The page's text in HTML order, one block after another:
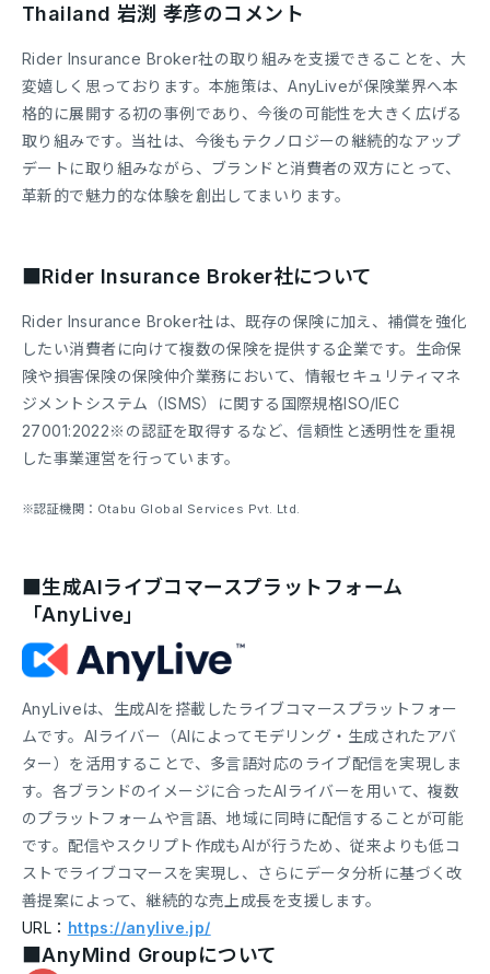
Thailand 岩渕 孝彦のコメント
Rider Insurance Broker社の取り組みを支援できることを、大
変嬉しく思っております。本施策は、AnyLiveが保険業界へ本
格的に展開する初の事例であり、今後の可能性を大きく広げる
取り組みです。当社は、今後もテクノロジーの継続的なアップ
デートに取り組みながら、ブランドと消費者の双方にとって、
革新的で魅力的な体験を創出してまいります。
■Rider Insurance Broker社について
Rider Insurance Broker社は、既存の保険に加え、補償を強化
したい消費者に向けて複数の保険を提供する企業です。生命保
険や損害保険の保険仲介業務において、情報セキュリティマネ
ジメントシステム（ISMS）に関する国際規格ISO/IEC
27001:2022※の認証を取得するなど、信頼性と透明性を重視
した事業運営を行っています。
※認証機関：Otabu Global Services Pvt. Ltd.
■生成AIライブコマースプラットフォーム
「AnyLive」
AnyLiveは、生成AIを搭載したライブコマースプラットフォー
ムです。AIライバー（AIによってモデリング・生成されたアバ
ター）を活用することで、多言語対応のライブ配信を実現しま
す。各ブランドのイメージに合ったAIライバーを用いて、複数
のプラットフォームや言語、地域に同時に配信することが可能
です。配信やスクリプト作成もAIが行うため、従来よりも低コ
ストでライブコマースを実現し、さらにデータ分析に基づく改
善提案によって、継続的な売上成長を支援します。
URL： https://anylive.jp/
■AnyMind Groupについて